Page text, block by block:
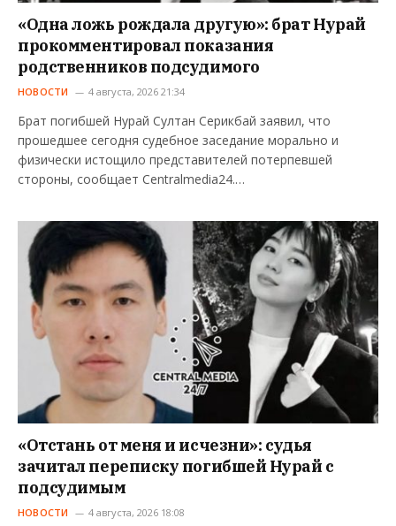
«Одна ложь рождала другую»: брат Нурай
прокомментировал показания
родственников подсудимого
НОВОСТИ 4 августа, 2026 21:34
Брат погибшей Нурай Султан Серикбай заявил, что
прошедшее сегодня судебное заседание морально и
физически истощило представителей потерпевшей
стороны, сообщает Centralmedia24.…
«Отстань от меня и исчезни»: судья
зачитал переписку погибшей Нурай с
подсудимым
НОВОСТИ 4 августа, 2026 18:08